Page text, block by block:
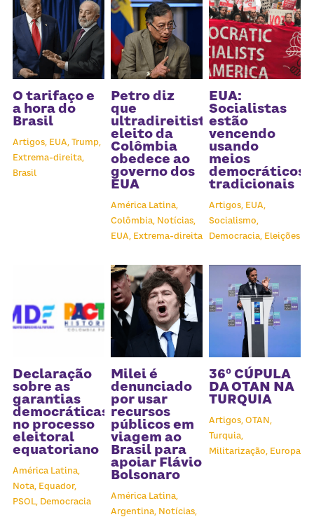
O tarifaço e
a hora do
Brasil
Artigos, EUA, Trump,
Extrema-direita,
Brasil
Petro diz
que
ultradireitista
eleito da
Colômbia
obedece ao
governo dos
EUA
América Latina,
Colômbia, Notícias,
EUA, Extrema-direita
EUA:
Socialistas
estão
vencendo
usando
meios
democráticos
tradicionais
Artigos, EUA,
Socialismo,
Democracia, Eleições
Declaração
sobre as
garantias
democráticas
no processo
eleitoral
equatoriano
América Latina,
Nota, Equador,
PSOL, Democracia
Milei é
denunciado
por usar
recursos
públicos em
viagem ao
Brasil para
apoiar Flávio
Bolsonaro
América Latina,
Argentina, Notícias,
36º CÚPULA
DA OTAN NA
TURQUIA
Artigos, OTAN,
Turquia,
Militarização, Europa